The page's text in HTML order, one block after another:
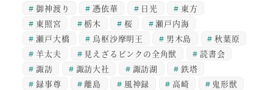
御神渡り
憑依華 日光
東方
東照宮
栃木 桜
瀬戸内海
瀬戸大橋
烏枢沙摩明王 男木島
秋葉原
羊太夫
見えざるピンクの全角獣
読書会
諏訪
諏訪大社 諏訪湖
鉄塔
録事尊
離島 風神録 高崎 鬼形獣